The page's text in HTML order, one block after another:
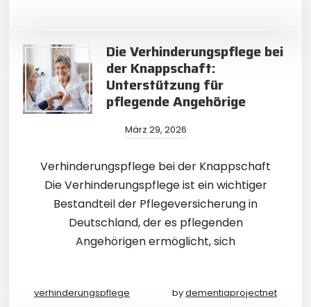
Die Verhinderungspflege bei
der Knappschaft:
Unterstützung für
pflegende Angehörige
März 29, 2026
Verhinderungspflege bei der Knappschaft
Die Verhinderungspflege ist ein wichtiger
Bestandteil der Pflegeversicherung in
Deutschland, der es pflegenden
Angehörigen ermöglicht, sich
verhinderungspflege bydementiaprojectnet